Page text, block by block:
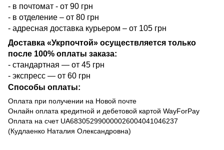
- в почтомат - от 90 грн
- в отделение – от 80 грн
- адресная доставка курьером – от 105 грн
Доставка «Укрпочтой» осуществляется только
после 100% оплаты заказа:
- стандартная — от 45 грн
- экспресс — от 60 грн
Способы оплаты:
Оплата при получении на Новой почте
Онлайн оплата кредитной и дебетовой картой WayForPay
Оплата на счет UA683052990000026004041046237
(Кудлаенко Наталия Олександровна)